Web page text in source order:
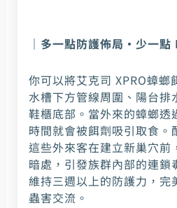
｜多一點防護佈局·少一點
你可以將艾克司 XPRO蟑螂
水槽下方管線周圍、陽台排
鞋櫃底部。當外來的蟑螂透
時間就會被餌劑吸引取食。
這些外來客在建立新巢穴前
暗處，引發族群內部的連鎖
維持三週以上的防護力，完
蟲害交流。